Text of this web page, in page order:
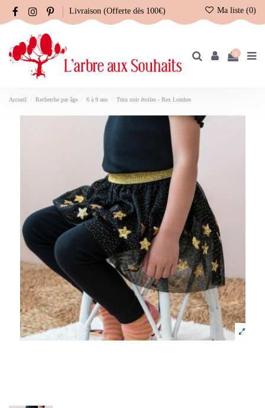
Livraison (Offerte dès 100€) Ma liste (0)
0
Accueil Recherche par âge 6 à 9 ans Tutu noir étoiles - Rex London